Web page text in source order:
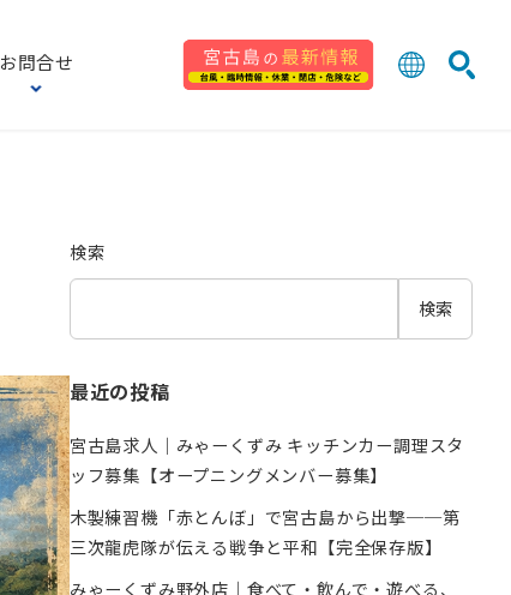
お問合せ
検索
検索
最近の投稿
宮古島求人｜みゃーくずみ キッチンカー調理スタ
ッフ募集【オープニングメンバー募集】
木製練習機「赤とんぼ」で宮古島から出撃──第
三次龍虎隊が伝える戦争と平和【完全保存版】
みゃーくずみ野外店｜食べて・飲んで・遊べる、